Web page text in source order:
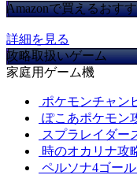
Amazonで買えるおす
詳細を見る
攻略取扱いゲーム
家庭用ゲーム機
ポケモンチャン
ぽこあポケモン
スプラレイダー
時のオカリナ攻
ペルソナ4ゴー